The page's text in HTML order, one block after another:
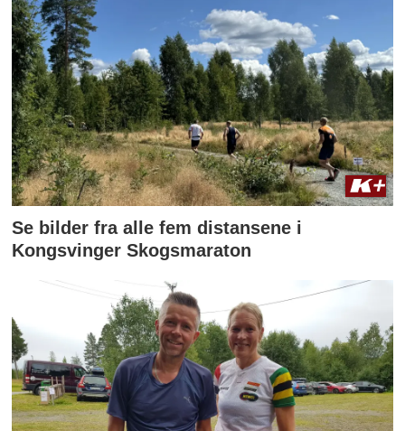
Se bilder fra alle fem distansene i
Kongsvinger Skogsmaraton